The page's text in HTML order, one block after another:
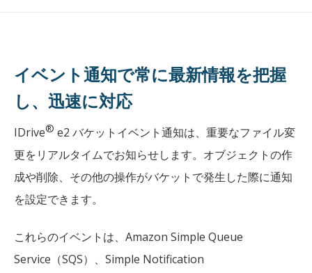
イベント通知で常に最新情報を把握
し、迅速に対応
IDrive® e2 バケットイベント通知は、重要なファイル変
更をリアルタイムでお知らせします。オブジェクトの作
成や削除、その他の操作がバケットで発生した際に通知
を設定できます。
これらのイベントは、Amazon Simple Queue
Service（SQS）、Simple Notification